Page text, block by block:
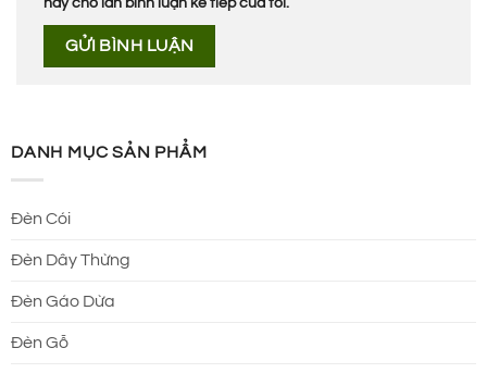
DANH MỤC SẢN PHẨM
Đèn Cói
Đèn Dây Thừng
Đèn Gáo Dừa
Đèn Gỗ